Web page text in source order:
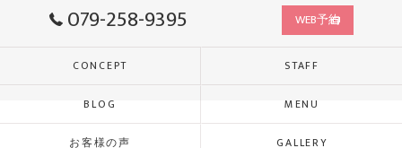
079-258-9395 WEB予約
CONCEPT STAFF
BLOG MENU
お客様の声 GALLERY